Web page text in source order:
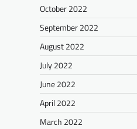
October 2022
September 2022
August 2022
July 2022
June 2022
April 2022
March 2022